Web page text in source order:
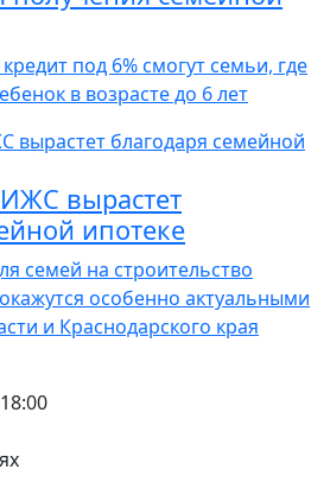
под 6% смогут семьи, где
в возрасте до 6 лет
вырастет
ипотеке
семей на строительство
особенно актуальными
и Краснодарского края